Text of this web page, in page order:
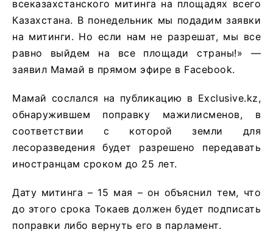
всеказахстанского митинга на площадях всего
Казахстана. В понедельник мы подадим заявки
на митинги. Но если нам не разрешат, мы все
равно выйдем на все площади страны!» —
заявил Мамай в прямом эфире в Facebook.
Мамай сослался на публикацию в Exclusive.kz,
обнаружившем поправку мажилисменов, в
соответствии с которой земли для
лесоразведения будет разрешено передавать
иностранцам сроком до 25 лет.
Дату митинга – 15 мая – он объяснил тем, что
до этого срока Токаев должен будет подписать
поправки либо вернуть его в парламент.